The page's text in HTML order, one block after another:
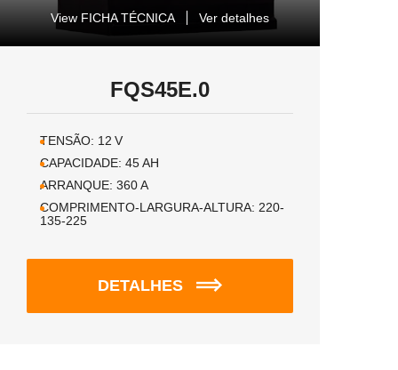
View FICHA TÉCNICA Ver detalhes
FQS45E.0
TENSÃO: 12 V
CAPACIDADE: 45AH
ARRANQUE: 360A
COMPRIMENTO-LARGURA-ALTURA: 220-
135-225
DETALHES